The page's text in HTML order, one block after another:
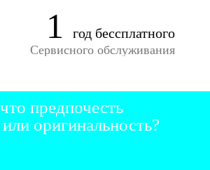
1 год бессплатного
Сервисного обслуживания
предпочесть
оригинальность?